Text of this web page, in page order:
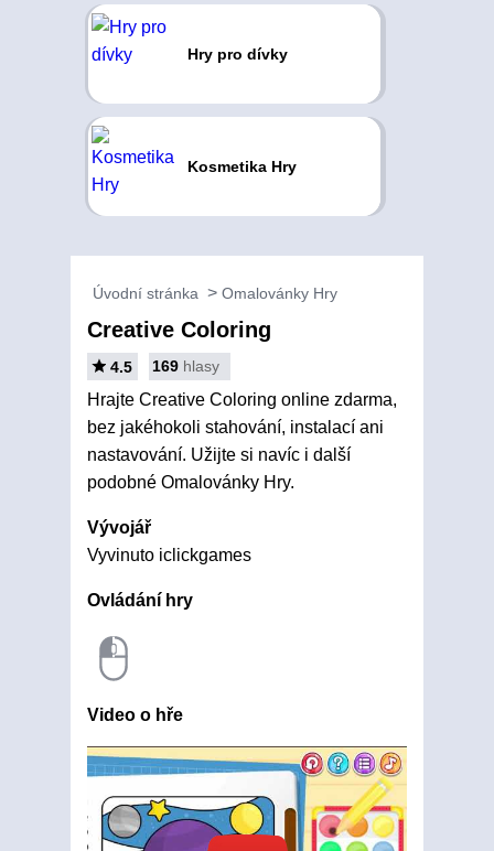
Hry pro dívky
Kosmetika Hry
Úvodní stránka Omalovánky Hry
Creative Coloring
4.5 169 hlasy
Hrajte Creative Coloring online zdarma,
bez jakéhokoli stahování, instalací ani
nastavování. Užijte si navíc i další
podobné Omalovánky Hry.
Vývojář
Vyvinuto iclickgames
Ovládání hry
Video o hře